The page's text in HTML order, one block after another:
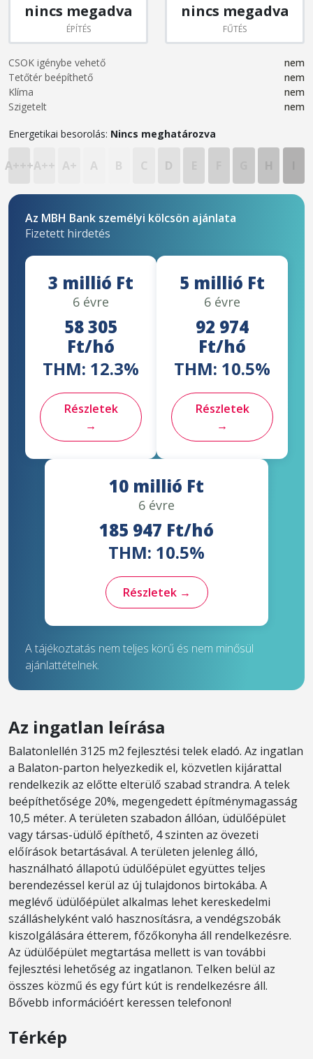
nincs megadva
ÉPÍTÉS
nincs megadva
FŰTÉS
CSOK igénybe vehető
nem
Tetőtér beépíthető
nem
Klíma
nem
Szigetelt
nem
Energetikai besorolás: Nincs meghatározva
A+++A++ A+ A B C D
Az MBH Bank személyi kölcsön ajánlata
Fizetett hirdetés
3 millió Ft
6 évre
58 305
Ft/hó
THM: 12.3%
Részletek
→
5 millió Ft
6 évre
92 974
Ft/hó
THM: 10.5%
Részletek
→
10 millió Ft
6 évre
185 947 Ft/hó
THM: 10.5%
Részletek →
A tájékoztatás nem teljes körű és nem minősül
ajánlattételnek.
Az ingatlan leírása
Balatonlellén 3125 m2 fejlesztési telek eladó. Az ingatlan
a Balaton-parton helyezkedik el, közvetlen kijárattal
rendelkezik az előtte elterülő szabad strandra. A telek
beépíthetősége 20%, megengedett építménymagasság
10,5 méter. A területen szabadon állóan, üdülőépület
vagy társas-üdülő építhető, 4 szinten az övezeti
előírások betartásával. A területen jelenleg álló,
használható állapotú üdülőépület együttes teljes
berendezéssel kerül az új tulajdonos birtokába. A
meglévő üdülőépület alkalmas lehet kereskedelmi
szálláshelyként való hasznosításra, a vendégszobák
kiszolgálására étterem, főzőkonyha áll rendelkezésre.
Az üdülőépület megtartása mellett is van további
fejlesztési lehetőség az ingatlanon. Telken belül az
összes közmű és egy fúrt kút is rendelkezésre áll.
Bővebb információért keressen telefonon!
Térkép